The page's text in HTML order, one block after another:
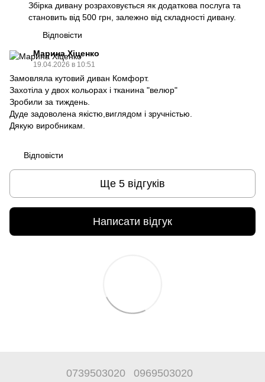
Збірка дивану розраховується як додаткова послуга та
становить від 500 грн, залежно від складності дивану.
Відповісти
Марина Хіценко
19.04.2026 в 10:51
Замовляла кутовий диван Комфорт.
Захотіла у двох кольорах і тканина "велюр"
Зробили за тиждень.
Дуде задоволена якістю,виглядом і зручністью.
Дякую виробникам.
Відповісти
Ще 5 відгуків
Написати відгук
0739503020 0969503020